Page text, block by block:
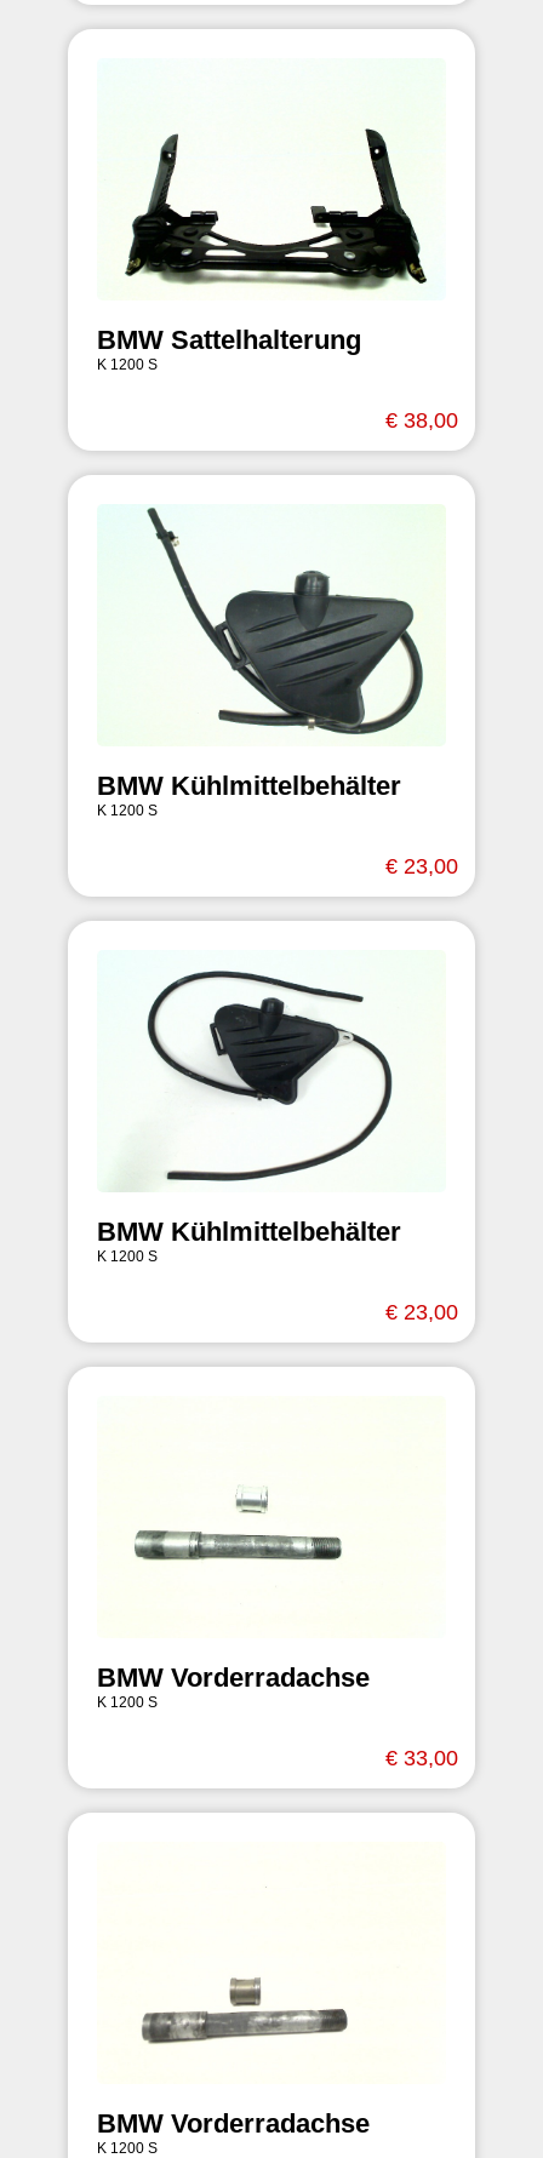
BMW Sattelhalterung
K 1200 S
€ 38,00
BMW Kühlmittelbehälter
K 1200 S
€ 23,00
BMW Kühlmittelbehälter
K 1200 S
€ 23,00
BMW Vorderradachse
K 1200 S
€ 33,00
BMW Vorderradachse
K 1200 S